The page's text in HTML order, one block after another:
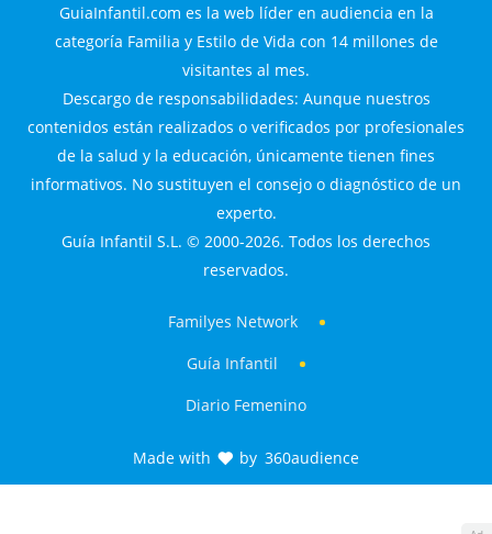
GuiaInfantil.com es la web líder en audiencia en la
categoría Familia y Estilo de Vida con 14 millones de
visitantes al mes.
Descargo de responsabilidades: Aunque nuestros
contenidos están realizados o verificados por profesionales
de la salud y la educación, únicamente tienen fines
informativos. No sustituyen el consejo o diagnóstico de un
experto.
Guía Infantil S.L. © 2000-2026. Todos los derechos
reservados.
Familyes Network
Guía Infantil
Diario Femenino
Made with by 360audience